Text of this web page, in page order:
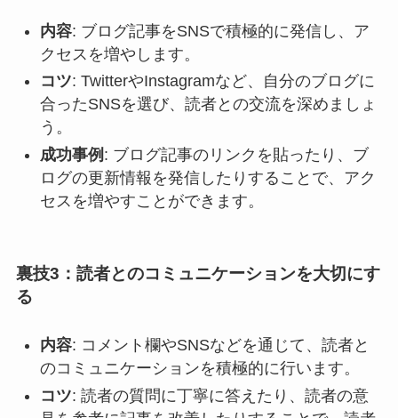
内容: ブログ記事をSNSで積極的に発信し、ア
クセスを増やします。
コツ: TwitterやInstagramなど、自分のブログに
合ったSNSを選び、読者との交流を深めましょ
う。
成功事例 : ブログ記事のリンクを貼ったり、ブ
ログの更新情報を発信したりすることで、アク
セスを増やすことができます。
裏技3：読者とのコミュニケーションを大切にす
る
内容: コメント欄やSNSなどを通じて、読者と
のコミュニケーションを積極的に行います。
コツ: 読者の質問に丁寧に答えたり、読者の意